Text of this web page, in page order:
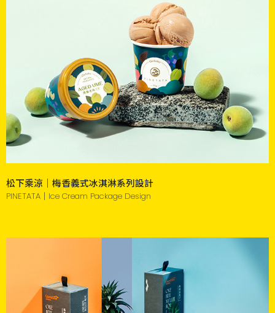
松下乘涼｜梅香義式冰淇淋系列設計
PINETATA｜Ice Cream Package Design